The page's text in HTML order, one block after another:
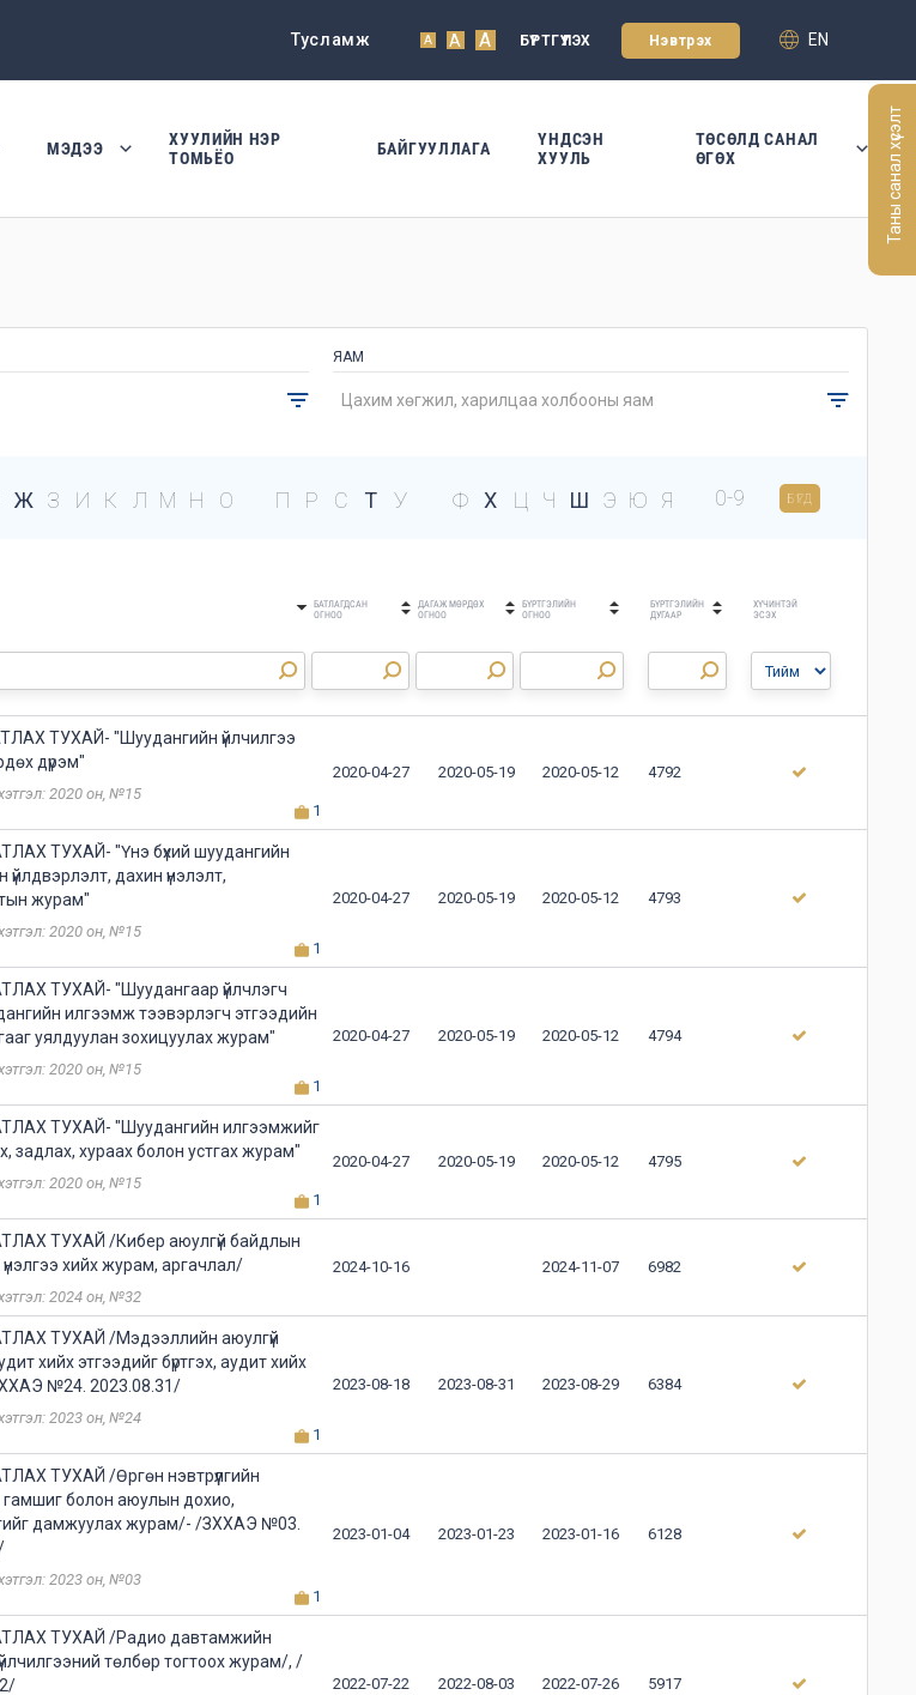
Тусламж A A A БҮРТГҮҮЛЭХ Нэвтрэх EN
МЭДЭЭ
ХУУЛИЙН НЭР
ТОМЬЁО
БАЙГУУЛЛАГА
ҮНДСЭН
ХУУЛЬ
ТӨСӨЛД САНАЛ
ӨГӨХ
ЯАМ
Ж З И К Л М Н О П Р С Т У Ф Х Ц Ч Ш Э Ю Я 0-9 БҮГД
БАТЛАГДСАН
ОГНОО
ДАГАЖ МӨРДӨХ
ОГНОО
БҮРТГЭЛИЙН
ОГНОО
БҮРТГЭЛИЙН
ДУГААР
ХҮЧИНТЭЙ
ЭСЭХ
ТУХАЙ- "Шуудангийн үйлчилгээ
дүрэм"
2020 он, №15
1
2020-04-27 2020-05-19 2020-05-12 4792
ТУХАЙ- "Үнэ бүхий шуудангийн
үйлдвэрлэлт, дахин үнэлэлт,
журам"
2020 он, №15
1
2020-04-27 2020-05-19 2020-05-12 4793
ТУХАЙ- "Шуудангаар үйлчлэгч
илгээмж тээвэрлэгч этгээдийн
уялдуулан зохицуулах журам"
2020 он, №15
1
2020-04-27 2020-05-19 2020-05-12 4794
ТУХАЙ- "Шуудангийн илгээмжийг
задлах, хураах болон устгах журам"
2020 он, №15
1
2020-04-27 2020-05-19 2020-05-12 4795
ТУХАЙ /Кибер аюулгүй байдлын
хийх журам, аргачлал/
2024 он, №32
2024-10-16 2024-11-07 6982
ТУХАЙ /Мэдээллийн аюулгүй
хийх этгээдийг бүртгэх, аудит хийх
№24. 2023.08.31/
2023 он, №24
1
2023-08-18 2023-08-31 2023-08-29 6384
ТУХАЙ /Өргөн нэвтрүүлгийн
гамшиг болон аюулын дохио,
дамжуулах журам/- /ЗХХАЭ №03.
2023 он, №03
1
2023-01-04 2023-01-23 2023-01-16 6128
ТУХАЙ /Радио давтамжийн
төлбөр тогтоох журам/, /
2022-07-22 2022-08-03 2022-07-26 5917
Таны санал хүсэлт